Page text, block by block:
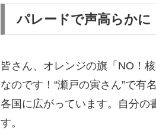
パレードで声高らか
皆さん、オレンジの旗「NO！
なのです！“瀬戸の寅さん”で有
各国に広がっています。自分の
す。